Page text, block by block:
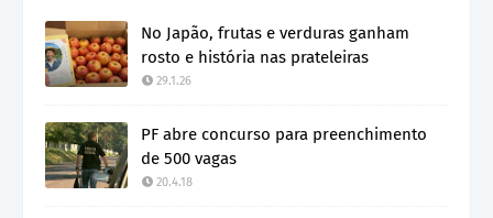
No Japão, frutas e verduras ganham
rosto e história nas prateleiras
29.1.26
PF abre concurso para preenchimento
de 500 vagas
20.4.18